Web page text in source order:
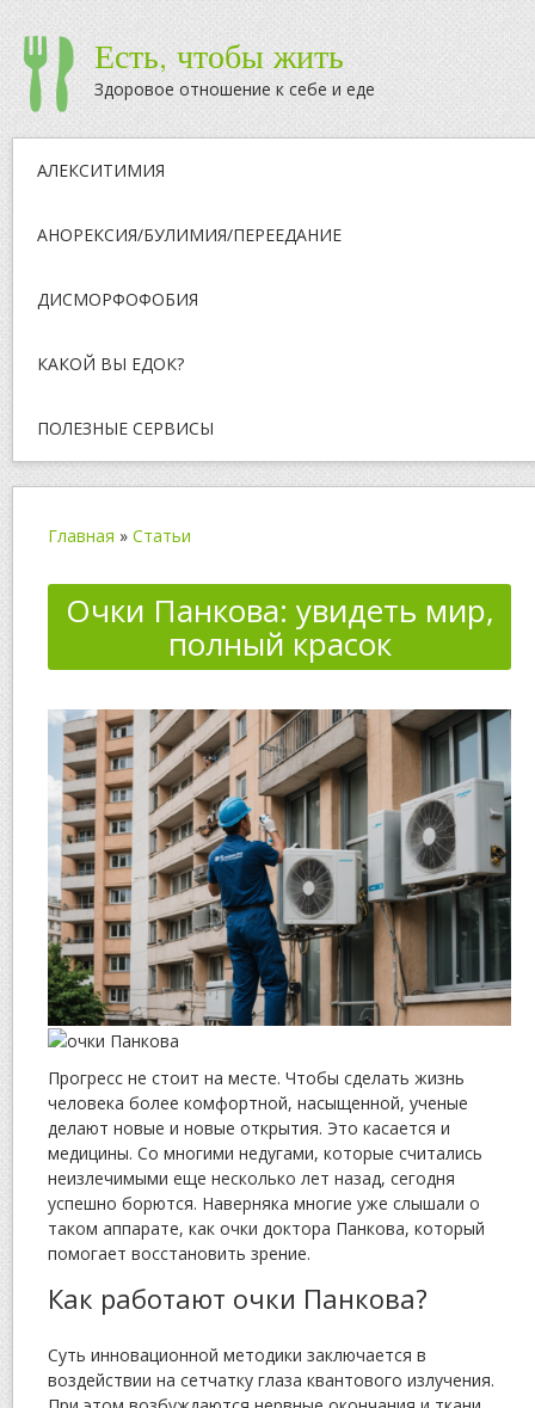
Есть, чтобы жить
Здоровое отношение к себе и еде
АЛЕКСИТИМИЯ
АНОРЕКСИЯ/БУЛИМИЯ/ПЕРЕЕДАНИЕ
ДИСМОРФОФОБИЯ
КАКОЙ ВЫ ЕДОК?
ПОЛЕЗНЫЕ СЕРВИСЫ
Главная » Статьи
Очки Панкова: увидеть мир,
полный красок
Прогресс не стоит на месте. Чтобы сделать жизнь
человека более комфортной, насыщенной, ученые
делают новые и новые открытия. Это касается и
медицины. Со многими недугами, которые считались
неизлечимыми еще несколько лет назад, сегодня
успешно борются. Наверняка многие уже слышали о
таком аппарате, как очки доктора Панкова, который
помогает восстановить зрение.
Как работают очки Панкова?
Суть инновационной методики заключается в
воздействии на сетчатку глаза квантового излучения.